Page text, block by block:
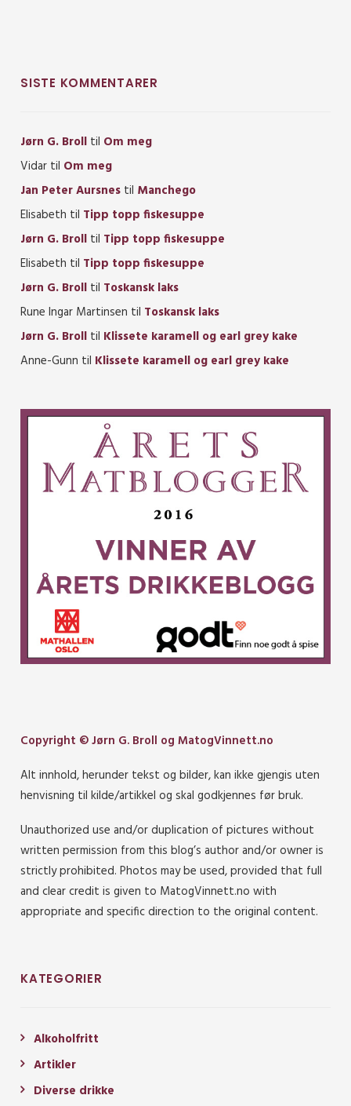
SISTE KOMMENTARER
Jørn G. Broll til Om meg
Vidar til Om meg
Jan Peter Aursnes til Manchego
Elisabeth til Tipp topp fiskesuppe
Jørn G. Broll til Tipp topp fiskesuppe
Elisabeth til Tipp topp fiskesuppe
Jørn G. Broll til Toskansk laks
Rune Ingar Martinsen til Toskansk laks
Jørn G. Broll til Klissete karamell og earl grey kake
Anne-Gunn til Klissete karamell og earl grey kake
Copyright © Jørn G. Broll og MatogVinnett.no
Alt innhold, herunder tekst og bilder, kan ikke gjengis uten
henvisning til kilde/artikkel og skal godkjennes før bruk.
Unauthorized use and/or duplication of pictures without
written permission from this blog’s author and/or owner is
strictly prohibited. Photos may be used, provided that full
and clear credit is given to MatogVinnett.no with
appropriate and specific direction to the original content.
KATEGORIER
Alkoholfritt
Artikler
Diverse drikke